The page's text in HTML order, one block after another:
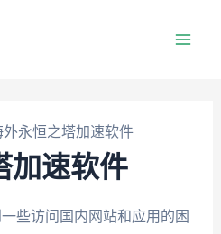
外永恒之塔加速软件
加速软件
些访问国内网站和应用的困